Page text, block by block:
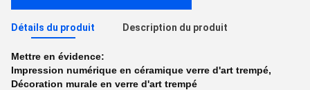
Détails du produit Description du produit
Mettre en évidence:
Impression numérique en céramique verre d'art trempé,
Décoration murale en verre d'art trempé